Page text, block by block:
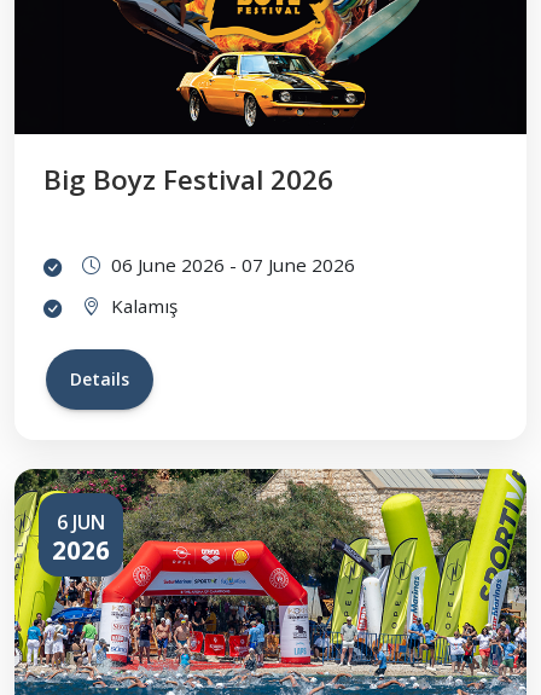
Big Boyz Festival 2026
06 June 2026 - 07 June 2026
Kalamış
Details
6 JUN
2026